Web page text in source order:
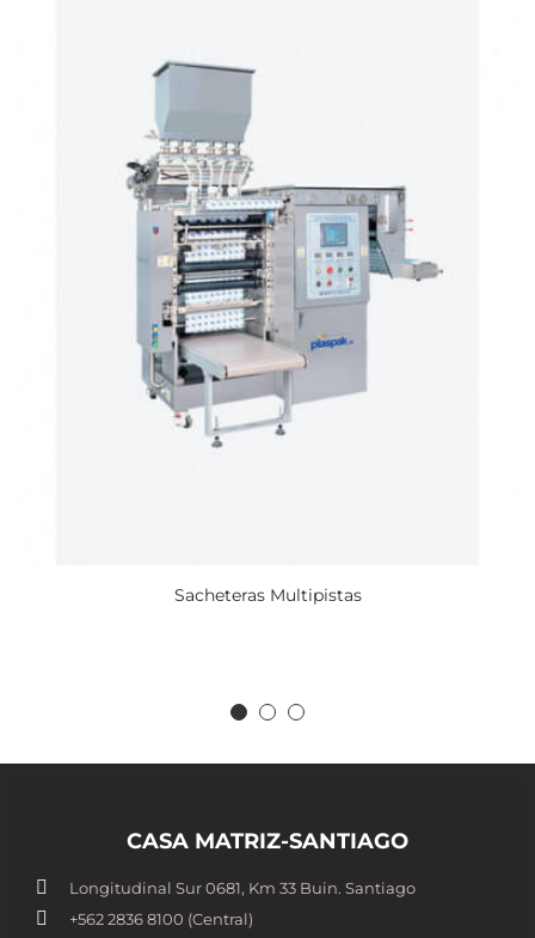
Sacheteras Multipistas
CASA MATRIZ-SANTIAGO
Longitudinal Sur 0681, Km 33 Buin. Santiago
+562 2836 8100​ (Central)